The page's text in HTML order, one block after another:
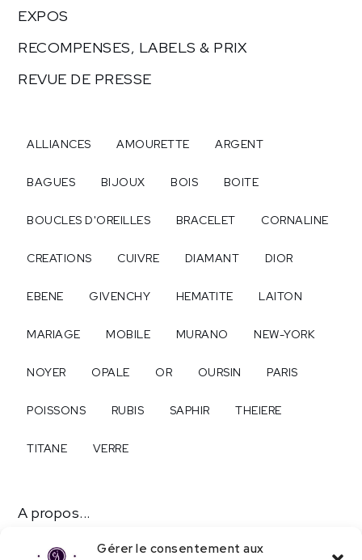
Gérer le consentement aux
EXPOS
RECOMPENSES, LABELS & PRIX
REVUE DE PRESSE
ALLIANCES AMOURETTE ARGENT
BAGUES BIJOUX BOIS BOITE
BOUCLES D'OREILLES BRACELET CORNALINE
CREATIONS CUIVRE DIAMANT DIOR
EBENE GIVENCHY HEMATITE LAITON
MARIAGE MOBILE MURANO NEW-YORK
NOYER OPALE OR OURSIN PARIS
POISSONS RUBIS SAPHIR THEIERE
TITANE VERRE
A propos...
Contact